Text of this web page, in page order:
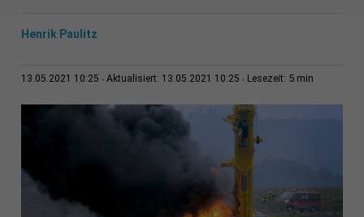
Henrik Paulitz
13.05.2021 10:25 Aktualisiert: 13.05.2021 10:25 Lesezeit: 5 min